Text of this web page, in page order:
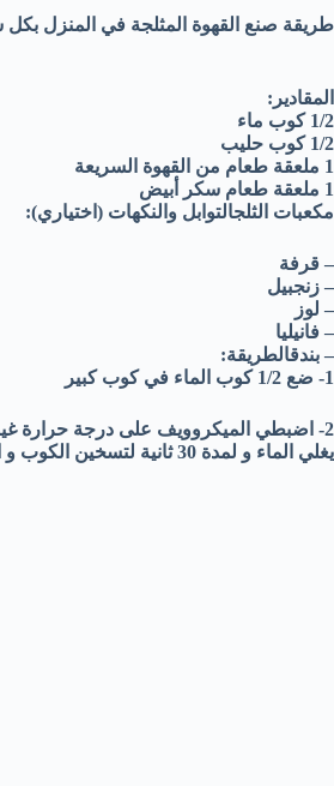
طريقة صنع القهوة المثلجة في المنزل بكل
المقادير:
1/2 كوب ماء
1/2 كوب حليب
1 ملعقة طعام من القهوة السريعة
1 ملعقة طعام سكر أبيض
مكعبات الثلجالتوابل والنكهات (اختياري):
– قرفة
– زنجبيل
– لوز
– فانيليا
– بندقالطريقة:
1- ضع 1/2 كوب الماء في كوب كبير
2- اضبطي الميكروويف على درجة حرارة
يغلي الماء و لمدة 30 ثانية لتسخين الكوب و الماء